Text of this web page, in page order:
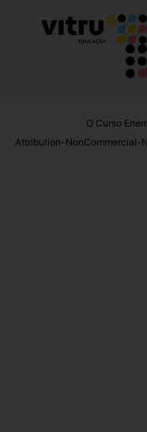
O Curso
Attribution-NonCommercial-